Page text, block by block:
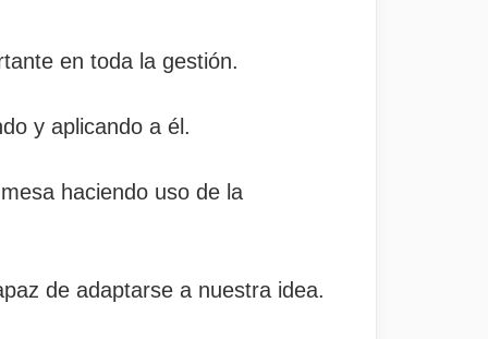
en toda la gestión.
y aplicando a él.
haciendo uso de la
de adaptarse a nuestra idea.